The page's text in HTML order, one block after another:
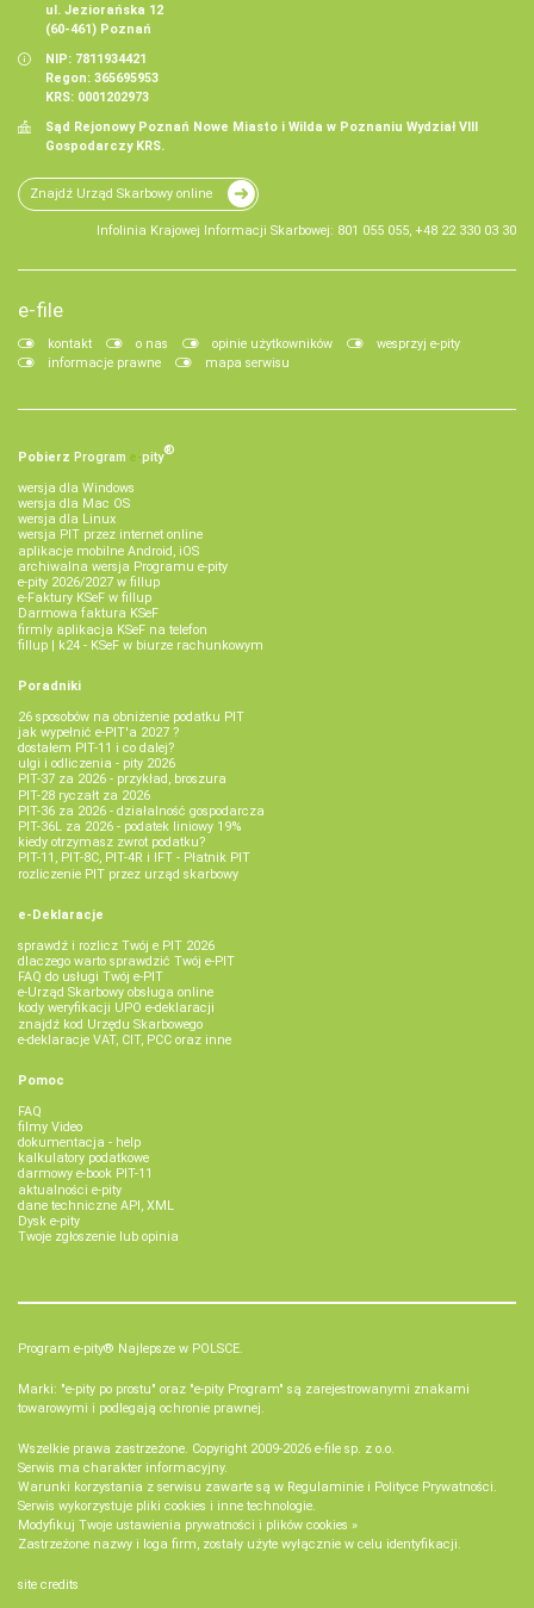
ul. Jeziorańska 12
(60-461) Poznań
NIP: 7811934421
Regon: 365695953
KRS: 0001202973
Sąd Rejonowy Poznań Nowe Miasto i Wilda w Poznaniu Wydział VIII
Gospodarczy KRS.
Znajdź Urząd Skarbowy online
Infolinia Krajowej Informacji Skarbowej: 801 055 055, +48 22 330 03 30
e-file
kontakt o nas opinie użytkowników
wesprzyj e-pity
informacje prawne
mapa serwisu
Pobierz Program e‑pity®
wersja dla Windows
wersja dla Mac OS
wersja dla Linux
wersja PIT przez internet online
aplikacje mobilne Android, iOS
archiwalna wersja Programu e-pity
e-pity 2026/2027 w fillup
e‑Faktury KSeF w fillup
Darmowa faktura KSeF
firmly aplikacja KSeF na telefon
fillup | k24 - KSeF w biurze rachunkowym
Poradniki
26 sposobów na obniżenie podatku PIT
jak wypełnić e-PIT'a 2027 ?
dostałem PIT-11 i co dalej?
ulgi i odliczenia - pity 2026
PIT-37 za 2026 - przykład, broszura
PIT-28 ryczałt za 2026
PIT-36 za 2026 - działalność gospodarcza
PIT-36L za 2026 - podatek liniowy 19%
kiedy otrzymasz zwrot podatku?
PIT-11, PIT-8C, PIT-4R i IFT - Płatnik PIT
rozliczenie PIT przez urząd skarbowy
e-Deklaracje
sprawdź i rozlicz Twój e PIT 2026
dlaczego warto sprawdzić Twój e-PIT
FAQ do usługi Twój e-PIT
e-Urząd Skarbowy obsługa online
kody weryfikacji UPO e-deklaracji
znajdź kod Urzędu Skarbowego
e-deklaracje VAT, CIT, PCC oraz inne
Pomoc
FAQ
filmy Video
dokumentacja - help
kalkulatory podatkowe
darmowy e-book PIT-11
aktualności e-pity
dane techniczne API, XML
Dysk e-pity
Twoje zgłoszenie lub opinia
Program e-pity® Najlepsze w POLSCE.
Marki: "e-pity po prostu" oraz "e-pity Program" są zarejestrowanymi znakami
towarowymi i podlegają ochronie prawnej.
Wszelkie prawa zastrzeżone. Copyright 2009-2026 e-file sp. z o.o.
Serwis ma charakter informacyjny.
Warunki korzystania z serwisu zawarte są w Regulaminie i Polityce Prywatności.
Serwis wykorzystuje pliki cookies i inne technologie.
Modyfikuj Twoje ustawienia prywatności i plików cookies »
Zastrzeżone nazwy i loga firm, zostały użyte wyłącznie w celu identyfikacji.
site credits